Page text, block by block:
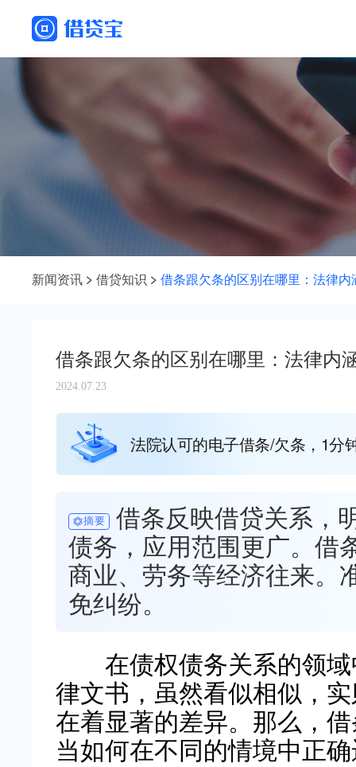
新闻资讯 借贷知识 借条跟欠条的区别在哪里：法律内
借条跟欠条的区别在哪里：法律内
2024.07.23
法院认可的电子借条/欠条，1分
摘要
借条反映借贷关系，
债务，应用范围更广。借
商业、劳务等经济往来。
免纠纷。
在债权债务关系的领域
律文书，虽然看似相似，
在着显著的差异。那么，
当如何在不同的情境中正